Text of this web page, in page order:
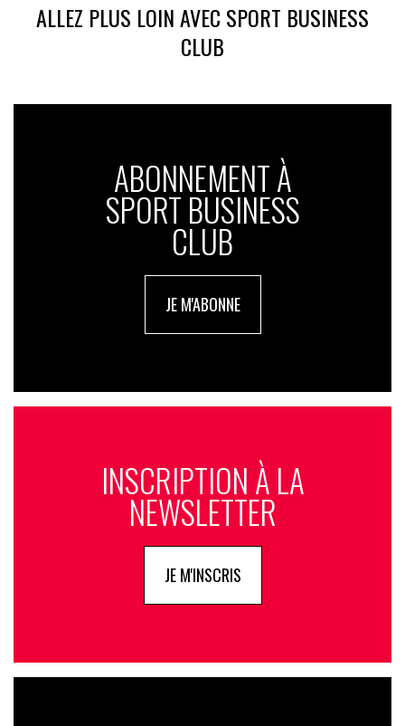
ALLEZ PLUS LOIN AVEC SPORT BUSINESS
CLUB
ABONNEMENT À
SPORT BUSINESS
CLUB
JE M'ABONNE
INSCRIPTION À LA
NEWSLETTER
JE M'INSCRIS